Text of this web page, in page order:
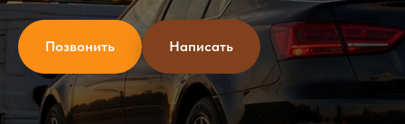
Позвонить Написать